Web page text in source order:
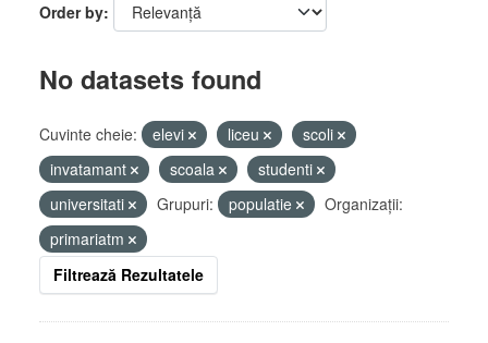
Order by
No datasets found
Cuvinte cheie: elevi liceu
scoli
invatamant
scoala
studenti
universitati
Grupuri: populatie
Organizații:
primariatm
Filtrează Rezultatele